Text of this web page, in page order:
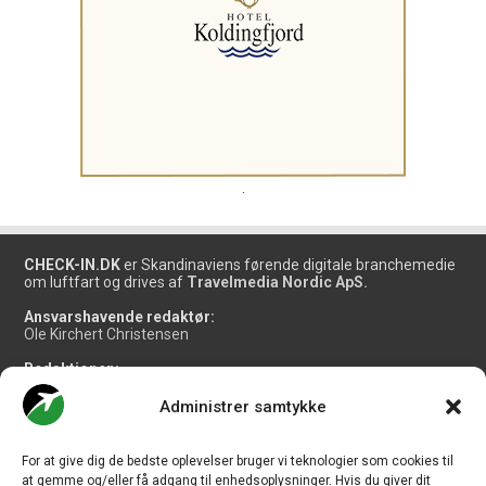
Administrer samtykke
For at give dig de bedste oplevelser bruger vi teknologier som cookies til
at gemme og/eller få adgang til enhedsoplysninger. Hvis du giver dit
CHECK-IN.DK er Skandinaviens førende digitale branchemedie
om luftfart og drives af Travelmedia Nordic ApS.
Ansvarshavende redaktør:
Ole Kirchert Christensen
Redaktionen:
Christian Granhøj Skouboe
Henrik Baumgarten
Danny Longhi Andreasen
Salg og jobannoncer: